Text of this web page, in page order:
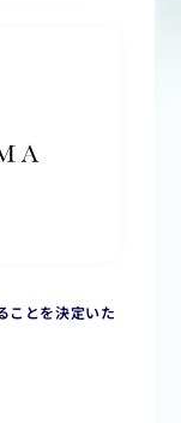
ことを決定いた